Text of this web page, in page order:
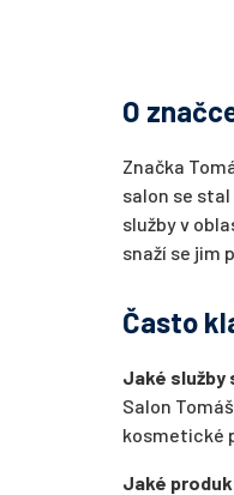
O
Značka
salon se
služby v
snaží se jim
Často
Jaké služby
Salon
kosmetické
Jaké